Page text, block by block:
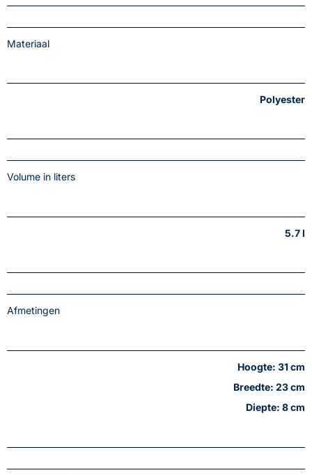
Materiaal
Polyester
Volume in liters
5.7 l
Afmetingen
Hoogte: 31 cm
Breedte: 23 cm
Diepte: 8 cm